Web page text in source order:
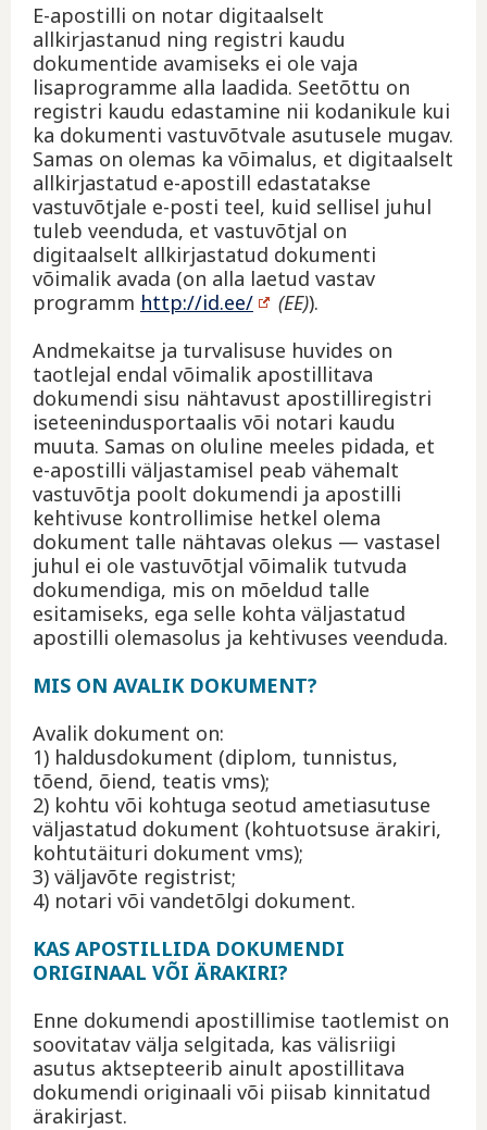
E-apostilli on notar digitaalselt
allkirjastanud ning registri kaudu
dokumentide avamiseks ei ole vaja
lisaprogramme alla laadida. Seetõttu on
registri kaudu edastamine nii kodanikule kui
ka dokumenti vastuvõtvale asutusele mugav.
Samas on olemas ka võimalus, et digitaalselt
allkirjastatud e-apostill edastatakse
vastuvõtjale e-posti teel, kuid sellisel juhul
tuleb veenduda, et vastuvõtjal on
digitaalselt allkirjastatud dokumenti
võimalik avada (on alla laetud vastav
programm http://id.ee/ (EE)).
Andmekaitse ja turvalisuse huvides on
taotlejal endal võimalik apostillitava
dokumendi sisu nähtavust apostilliregistri
iseteenindusportaalis või notari kaudu
muuta. Samas on oluline meeles pidada, et
e-apostilli väljastamisel peab vähemalt
vastuvõtja poolt dokumendi ja apostilli
kehtivuse kontrollimise hetkel olema
dokument talle nähtavas olekus — vastasel
juhul ei ole vastuvõtjal võimalik tutvuda
dokumendiga, mis on mõeldud talle
esitamiseks, ega selle kohta väljastatud
apostilli olemasolus ja kehtivuses veenduda.
MIS ON AVALIK DOKUMENT?
Avalik dokument on:
1) haldusdokument (diplom, tunnistus,
tõend, õiend, teatis vms);
2) kohtu või kohtuga seotud ametiasutuse
väljastatud dokument (kohtuotsuse ärakiri,
kohtutäituri dokument vms);
3) väljavõte registrist;
4) notari või vandetõlgi dokument.
KAS APOSTILLIDA DOKUMENDI
ORIGINAAL VÕI ÄRAKIRI?
Enne dokumendi apostillimise taotlemist on
soovitatav välja selgitada, kas välisriigi
asutus aktsepteerib ainult apostillitava
dokumendi originaali või piisab kinnitatud
ärakirjast.